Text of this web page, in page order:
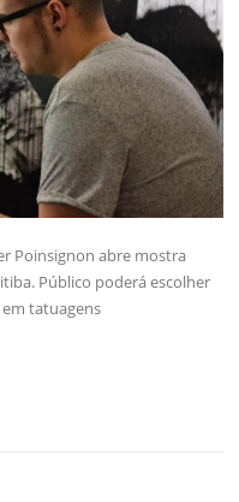
Poinsignon abre mostra
Público poderá escolher
tatuagens